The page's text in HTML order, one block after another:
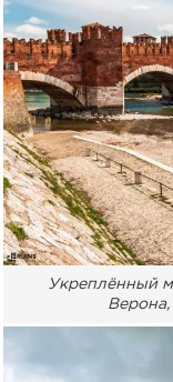
Укреплённый
Верона,